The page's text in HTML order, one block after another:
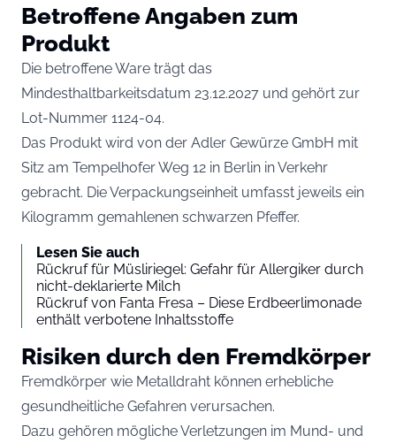
Betroffene Angaben zum
Produkt
Die betroffene Ware trägt das
Mindesthaltbarkeitsdatum 23.12.2027 und gehört zur
Lot-Nummer 1124-04.
Das Produkt wird von der Adler Gewürze GmbH mit
Sitz am Tempelhofer Weg 12 in Berlin in Verkehr
gebracht. Die Verpackungseinheit umfasst jeweils ein
Kilogramm gemahlenen schwarzen Pfeffer.
Lesen Sie auch
Rückruf für Müsliriegel: Gefahr für Allergiker durch
nicht-deklarierte Milch
Rückruf von Fanta Fresa – Diese Erdbeerlimonade
enthält verbotene Inhaltsstoffe
Risiken durch den Fremdkörper
Fremdkörper wie Metalldraht können erhebliche
gesundheitliche Gefahren verursachen.
Dazu gehören mögliche Verletzungen im Mund- und